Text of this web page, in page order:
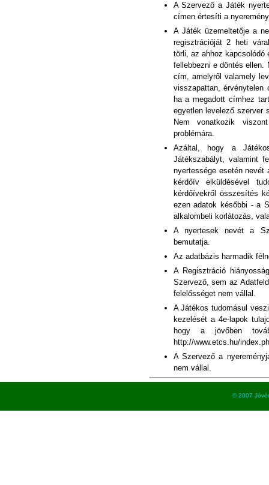
A Szervező a Játék
címen értesíti a
A Játék üzemeltetője a
regisztrációját 2 heti
törli, az ahhoz kapcsolódó
fellebbezni e döntés
cím, amelyről valamely
visszapattan, érvénytelen
ha a megadott címhez
egyetlen levelező szerver
Nem vonatkozik
problémára.
Azáltal, hogy a
Játékszabályt, valamint
nyertessége esetén
kérdőív elküldésével
kérdőívekről összesítés
ezen adatok későbbi - a
alkalombeli korlátozás,
A nyertesek nevét a
bemutatja.
Az adatbázis harmadik
A Regisztráció
Szervező, sem az
felelősséget nem vállal.
A Játékos tudomásul
kezelését a 4e-lapok
hogy a jövőben
http://www.etcs.hu/
A Szervező a
nem vállal.
© 2007